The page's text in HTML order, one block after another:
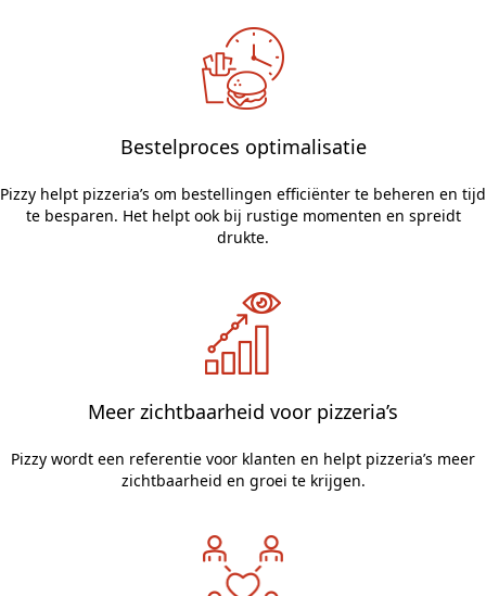
Bestelproces optimalisatie
Pizzy helpt pizzeria’s om bestellingen efficiënter te beheren en tijd
te besparen. Het helpt ook bij rustige momenten en spreidt
drukte.
Meer zichtbaarheid voor pizzeria’s
Pizzy wordt een referentie voor klanten en helpt pizzeria’s meer
zichtbaarheid en groei te krijgen.